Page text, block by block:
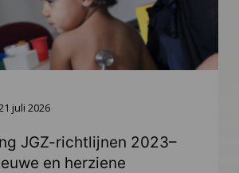
juli 2026
JGZ-richtlijnen 2023–
en herziene